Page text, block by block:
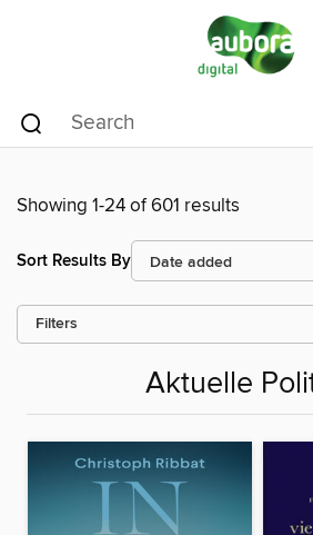
Showing 1-24 of 601 results
Sort Results By
Filters
Aktuelle